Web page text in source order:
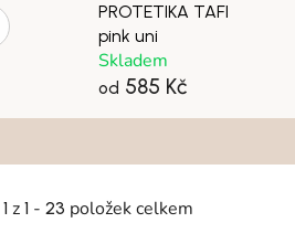
PROTETIKA TAFI
pink uni
Skladem
od 585 Kč
1 z 1 - 23 položek celkem